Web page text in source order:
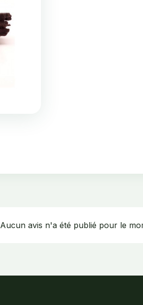
Aucun avis n'a été publié pour le